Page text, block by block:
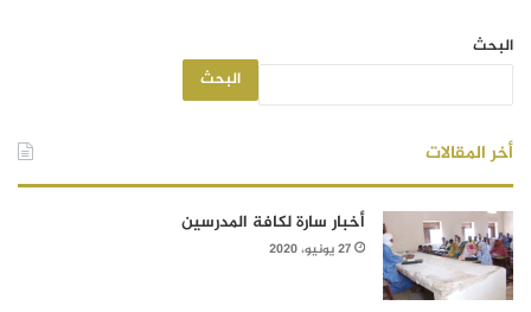
البحث
البحث
أخر المقالات
أخبار سارة لكافة المدرسين
27 يونيو، 2020